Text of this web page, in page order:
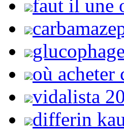
faut il une
où acheter
vidalista
differin